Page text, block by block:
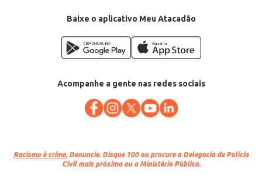
Baixe o aplicativo Meu Atacadão
Acompanhe a gente nas redes sociais
Racismo é crime. Denuncie. Disque 100 ou procure a Delegacia de Polícia
Civil mais próxima ou o Ministério Público.